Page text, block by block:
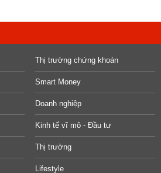
Thị trường chứng khoán
Smart Money
Doanh nghiệp
Kinh tế vĩ mô - Đầu tư
Thị trường
Lifestyle